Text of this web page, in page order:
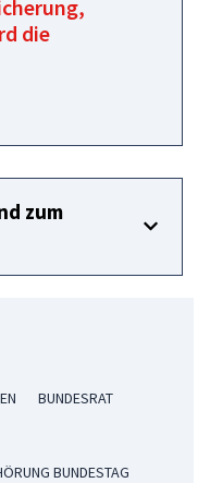
die
zum
BUNDESRAT
BUNDESTAG